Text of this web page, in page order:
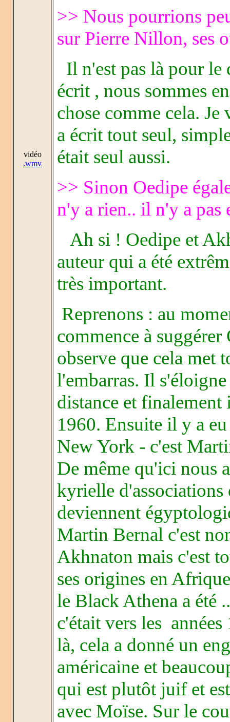
vidéo
.wmv
>> Nous pourrions
sur Pierre Nillon, ses
Il n'est pas là pour
écrit , nous sommes
chose comme cela.
a écrit tout seul,
était seul aussi.
>> Sinon Oedipe
n'y a rien.. il n'y a pas
Ah si ! Oedipe et
auteur qui a été
très important.
Reprenons : au
commence à
observe que cela met
l'embarras. Il s'éloigne
distance et
1960. Ensuite il y a
New York - c'est
De même qu'ici nous
kyrielle d'associations
deviennent
Martin Bernal c'est
Akhnaton mais c'est
ses origines en
le Black Athena a été
c'était vers les
là, cela a donné un
américaine et
qui est plutôt juif et
avec Moïse. Sur le